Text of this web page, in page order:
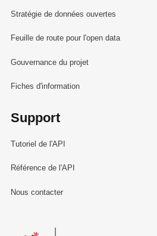
Stratégie de données ouvertes
Feuille de route pour l'open data
Gouvernance du projet
Fiches d'information
Support
Tutoriel de l'API
Référence de l'API
Nous contacter
Le Gouvernement du Grand-Duché